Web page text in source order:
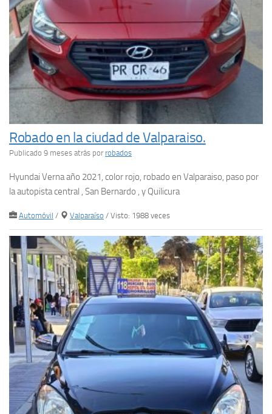
Robado en la ciudad de Valparaiso.
Publicado 9 meses atrás por robados
Hyundai Verna año 2021, color rojo, robado en Valparaiso, paso por
la autopista central , San Bernardo , y Quilicura
Automóvil / Valparaíso / Visto: 1988 veces